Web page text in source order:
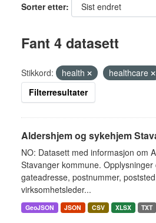
Sorter etter
Fant 4 datasett
Stikkord: health
healthcare
Filterresultater
Aldershjem og sykehjem
NO: Datasett med informasjon om
Stavanger kommune.
gateadresse, postnummer,
virksomhetsleder...
GeoJSON JSON CSV XLSX TXT